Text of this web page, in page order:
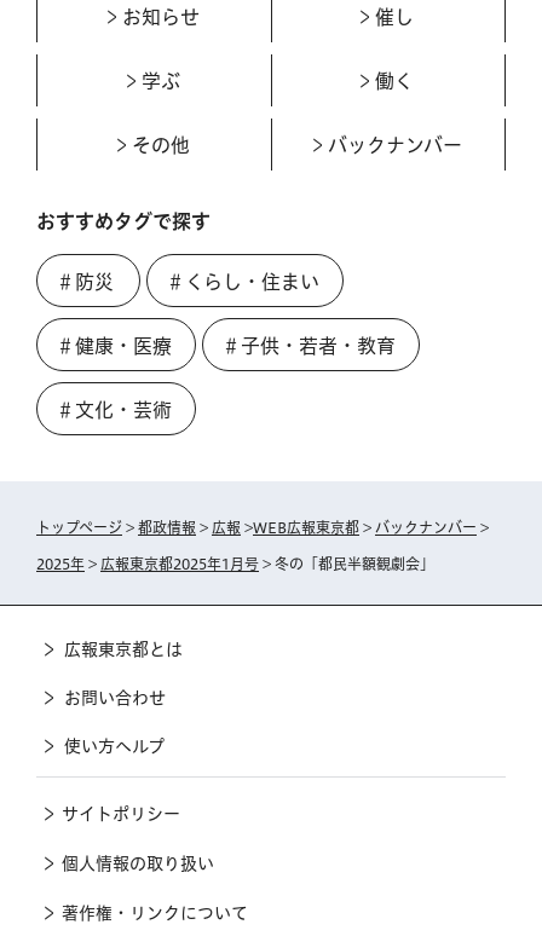
お知らせ 催し
学ぶ 働く
その他 バックナンバー
おすすめタグで探す
＃防災 ＃くらし・住まい
＃健康・医療 ＃子供・若者・教育
＃文化・芸術
トップページ > 都政情報 > 広報 >WEB広報東京都 > バックナンバー >
2025年 > 広報東京都2025年1月号 > 冬の「都民半額観劇会」
広報東京都とは
お問い合わせ
使い方ヘルプ
サイトポリシー
個人情報の取り扱い
著作権・リンクについて